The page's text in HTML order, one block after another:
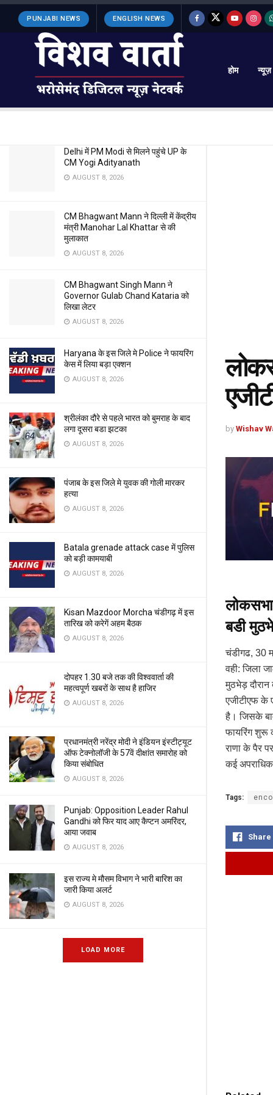
LATEST TRENDING Filter
लोकसभा चुनाव के बीच पंजाब पुलिस की
एजीटीएफ व गैंगस्टर के बीच बडी मुठभेड़
Delhi में PM Modi से मिलने पहुंचे UP के
CM Yogi Adityanath
AUGUST 8, 2026
CM Bhagwant Mann ने दिल्ली में केंद्रीय
मंत्री Manohar Lal Khattar से की
मुलाकात
AUGUST 8, 2026
CM Bhagwant Singh Mann ने
Governor Gulab Chand Kataria को
लिखा लेटर
AUGUST 8, 2026
Haryana के इस जिले मे Police ने फायरिंग
केस में लिया बड़ा एक्शन
AUGUST 8, 2026
श्रीलंका दौरे से पहले भारत को बुमराह के बाद
लगा दूसरा बडा झटका
AUGUST 8, 2026
पंजाब के इस जिले मे युवक की गोली मारकर
हत्या
AUGUST 8, 2026
Batala grenade attack case में पुलिस
को बड़ी कामयाबी
AUGUST 8, 2026
Kisan Mazdoor Morcha चंडीगढ़ में इस
तारिख को करेगें अहम बैठक
AUGUST 8, 2026
दोपहर 1.30 बजे तक की विश्ववार्ता की
महत्वपूर्ण खबरों के साथ है हाजिर
AUGUST 8, 2026
प्रधानमंत्री नरेंद्र मोदी ने इंडियन इंस्टीट्यूट
ऑफ टेक्नोलॉजी के 57वें दीक्षांत समारोह को
किया संबोधित
AUGUST 8, 2026
Punjab: Opposition Leader Rahul
Gandhi को फिर याद आए कैप्टन अमरिंदर,
आया जवाब
AUGUST 8, 2026
इस राज्य मे मौसम विभाग ने भारी बारिश का
जारी किया अलर्ट
AUGUST 8, 2026
LOAD MORE
PUNJABI NEWS ENGLISH NEWS
होम न्यूज़
by Wishav
बडी
चंडीगढ, 30
वही: जिला
मुठभेड़
एजीटीएफ के
है। जिसके
फायरिंग शुरू
राणा के पैर
कई
Tags:
Share